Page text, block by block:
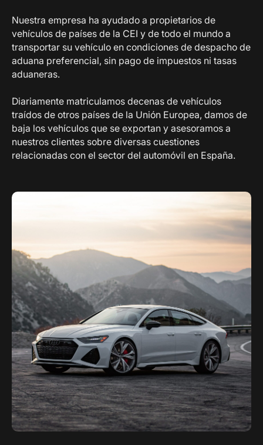
Nuestra empresa ha ayudado a propietarios de
vehículos de países de la CEI y de todo el mundo a
transportar su vehículo en condiciones de despacho de
aduana preferencial, sin pago de impuestos ni tasas
aduaneras.
Diariamente matriculamos decenas de vehículos
traídos de otros países de la Unión Europea, damos de
baja los vehículos que se exportan y asesoramos a
nuestros clientes sobre diversas cuestiones
relacionadas con el sector del automóvil en España.